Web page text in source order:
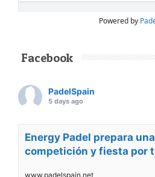
Powered by
Facebook
PadelSpain
5 days ago
Energy Padel prepara
competición y fiesta por
www.padelspain.net